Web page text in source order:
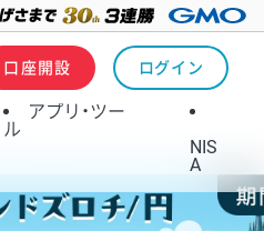
口座開設 ログイン
アプリ・ツー
ル
NIS
A